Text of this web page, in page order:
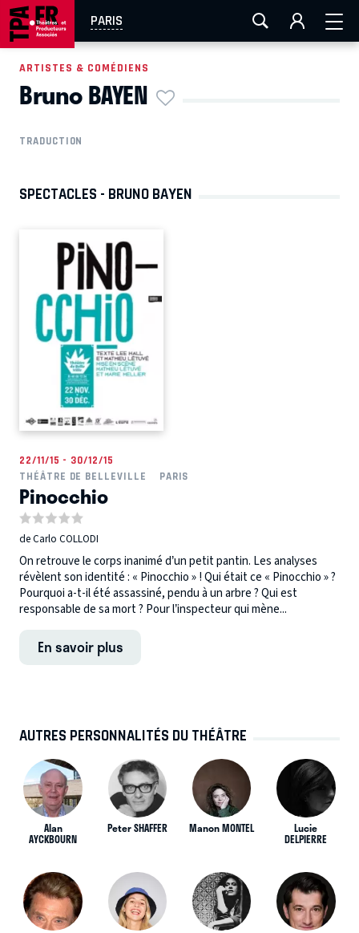
PARIS
AIX-MARSEILLE LA ROCHELLE
EN TOURNÉE
ARTISTES & COMÉDIENS
Bruno BAYEN
TRADUCTION
SPECTACLES - BRUNO BAYEN
22/11/15 - 30/12/15
THÉÂTRE DE BELLEVILLE
PARIS
Pinocchio
de Carlo COLLODI
On retrouve le corps inanimé d’un petit pantin. Les analyses
révèlent son identité : « Pinocchio » ! Qui était ce « Pinocchio » ?
Pourquoi a-t-il été assassiné, pendu à un arbre ? Qui est
responsable de sa mort ? Pour l’inspecteur qui mène...
En savoir plus
AUTRES PERSONNALITÉS DU THÉÂTRE
Alan
AYCKBOURN
Peter SHAFFER Manon MONTEL Lucie
DELPIERRE